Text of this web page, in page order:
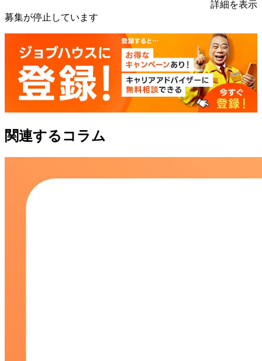
詳細を表示
募集が停止しています
関連するコラム